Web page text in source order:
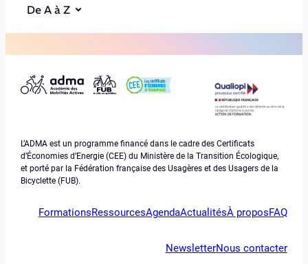
De A à Z
L’ADMA est un programme financé dans le cadre des Certificats
d’Économies d’Energie (CEE) du Ministère de la Transition Écologique,
et porté par la Fédération française des Usagères et des Usagers de la
Bicyclette (FUB).
FormationsRessourcesAgendaActualitésÀ proposFAQ
NewsletterNous contacter